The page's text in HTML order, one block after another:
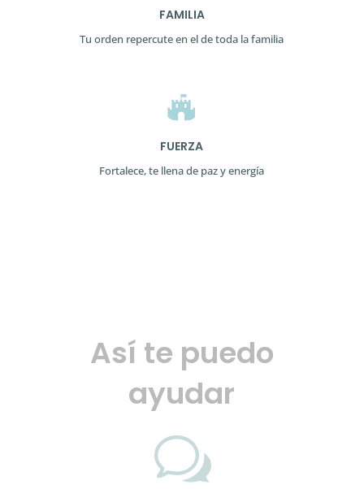
FAMILIA
Tu orden repercute en el de toda la familia

FUERZA
Fortalece, te llena de paz y energía
Así te puedo
ayudar
w